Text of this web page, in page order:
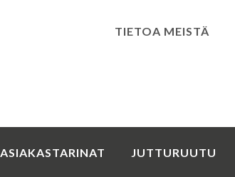
TIETOA MEISTÄ
ASIAKASTARINAT JUTTURUUTU